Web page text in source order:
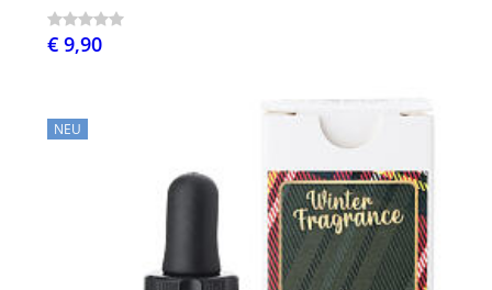
€ 9,90
NEU